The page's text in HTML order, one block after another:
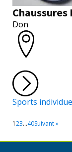
Don
Sports
123…40Suivant »